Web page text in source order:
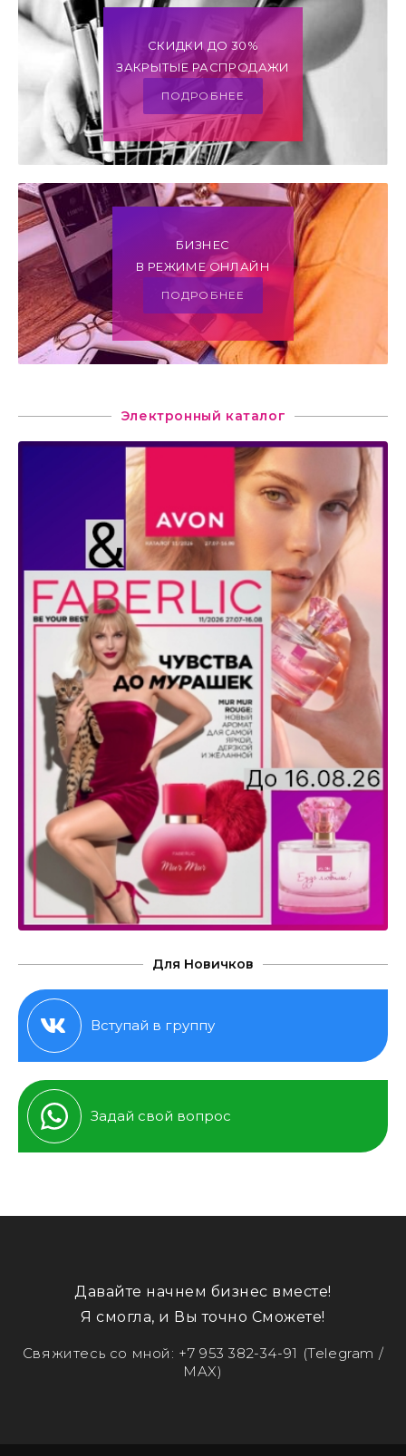
Для Новичков
Вступай в группу
Задай свой вопрос
Электронный каталог
СКИДКИ ДО 30%
ЗАКРЫТЫЕ РАСПРОДАЖИ
ПОДРОБНЕЕ
БИЗНЕС
В РЕЖИМЕ ОНЛАЙН
ПОДРОБНЕЕ
Давайте начнем бизнес вместе!
Я смогла, и Вы точно Сможете!
Свяжитесь со мной: +7 953 382-34-91 (Telegram /
MAX)